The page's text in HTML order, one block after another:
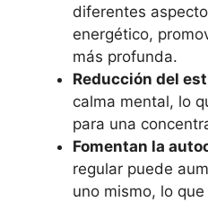
diferentes
energético,
más profunda.
Reducción del
calma mental, lo
para una
Fomentan la
regular puede
uno mismo, lo